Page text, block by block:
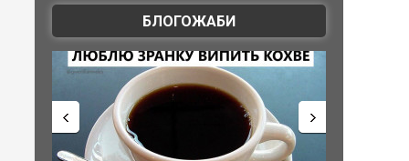
БЛОГОЖАБИ